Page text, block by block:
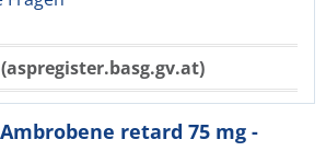
retard 75 mg -